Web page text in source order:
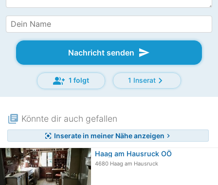
Nachricht senden send
group_add 1 folgt 1 Inseratchevron_right
library_books Könnte dir auch gefallen
center_focus_strong Inserate in meiner Nähe anzeigen chevron_right
Haag am Hausruck OÖ
4680 Haag am Hausruck